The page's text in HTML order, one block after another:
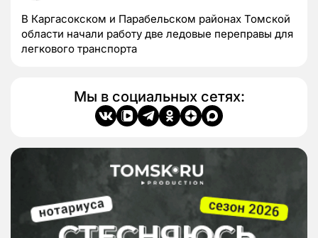
В Каргасокском и Парабельском районах Томской
области начали работу две ледовые переправы для
легкового транспорта
Мы в социальных сетях: